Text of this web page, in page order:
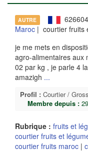
AUTRE 626604
Maroc | courtier fruits
je me mets en
agro-alimentaires aux
02 par kg , je parle 4
amazigh ...
Profil : Courtier /
Membre depuis :
Rubrique : fruits et
courtier fruits et
courtier fruits maroc |